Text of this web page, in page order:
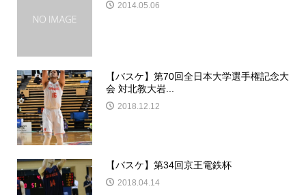
2014.05.06
【バスケ】第70回全日本大学選手権記念大
会 対北教大岩...
2018.12.12
【バスケ】第34回京王電鉄杯
2018.04.14